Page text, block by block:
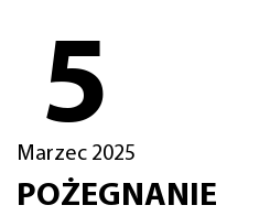
5
Marzec 2025
POŻEGNANIE